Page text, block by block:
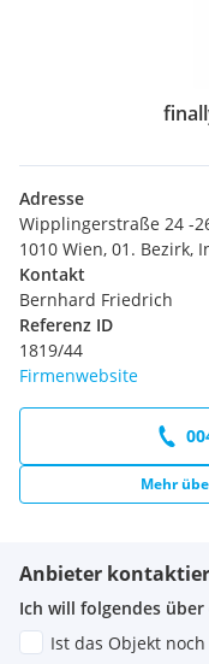
Adresse
Wipplingerstraße 24 -
1010 Wien, 01. Bezirk,
Kontakt
Bernhard Friedrich
Referenz ID
1819/44
Firmenwebsite
Mehr
Anbieter
Ich will folgendes
Ist das Objekt